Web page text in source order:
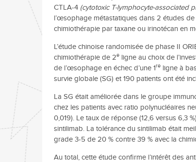
CTLA-4 (cytotoxic T-lymphocyte-associated
l’œsophage métastatiques dans 2 études
chimiothérapie par taxane ou irinotécan en
L’étude chinoise randomisée de phase II
chimiothérapie de 2e ligne au choix de
de l’œsophage en échec d’une 1re ligne à
survie globale (SG) et 190 patients ont été
La SG était améliorée dans le groupe
chez les patients avec ratio polynucléaires
0,019). Le taux de réponse (12,6 versus 6,3
sintilimab. La tolérance du sintilimab était
grade 3-5 de 20 % contre 39 % avec la
Au total, cette étude confirme l’intérêt des